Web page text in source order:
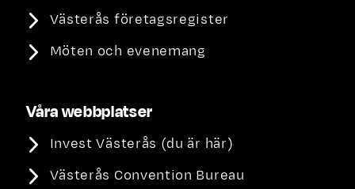
Västerås företagsregister
Möten och evenemang
Våra webbplatser
Invest Västerås (du är här)
Västerås Convention Bureau